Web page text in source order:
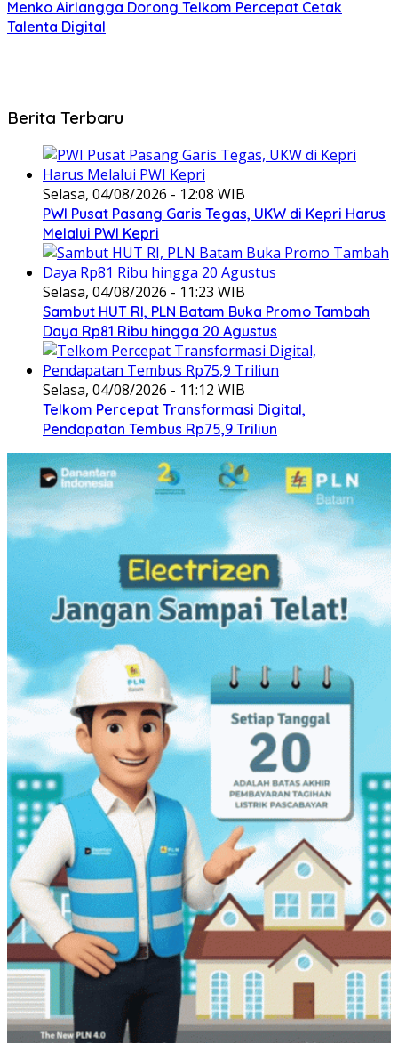
Menko Airlangga Dorong Telkom Percepat Cetak
Talenta Digital
Berita Terbaru
Selasa, 04/08/2026 - 12:08 WIB
PWI Pusat Pasang Garis Tegas, UKW di Kepri Harus
Melalui PWI Kepri
Selasa, 04/08/2026 - 11:23 WIB
Sambut HUT RI, PLN Batam Buka Promo Tambah
Daya Rp81 Ribu hingga 20 Agustus
Selasa, 04/08/2026 - 11:12 WIB
Telkom Percepat Transformasi Digital,
Pendapatan Tembus Rp75,9 Triliun